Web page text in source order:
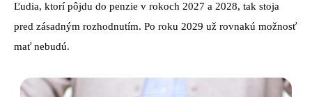
Ľudia, ktorí pôjdu do penzie v rokoch 2027 a 2028, tak stoja
pred zásadným rozhodnutím. Po roku 2029 už rovnakú možnosť
mať nebudú.